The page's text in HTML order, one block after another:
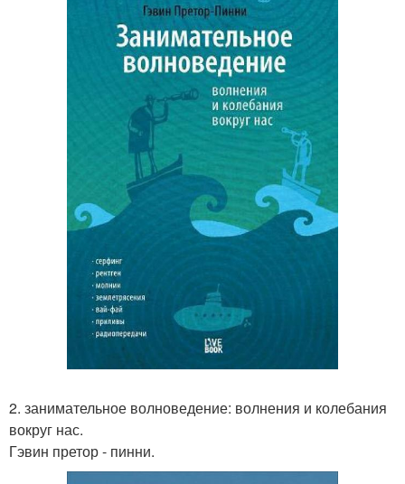
2. занимательное волноведение: волнения и колебания
вокруг нас.
Гэвин претор - пинни.